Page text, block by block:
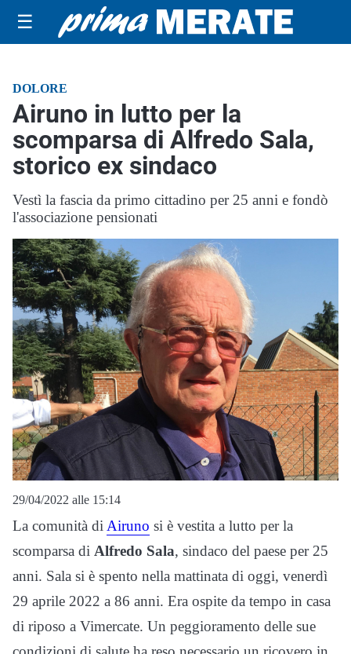
☰
DOLORE
Airuno in lutto per la
scomparsa di Alfredo Sala,
storico ex sindaco
Vestì la fascia da primo cittadino per 25 anni e fondò
l'associazione pensionati
29/04/2022 alle 15:14
La comunità di Airuno si è vestita a lutto per la
scomparsa di Alfredo Sala, sindaco del paese per 25
anni. Sala si è spento nella mattinata di oggi, venerdì
29 aprile 2022 a 86 anni. Era ospite da tempo in casa
di riposo a Vimercate. Un peggioramento delle sue